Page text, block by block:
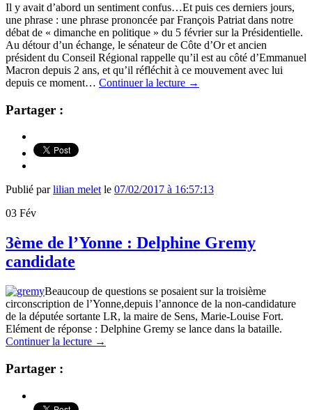
Il y avait d’abord un sentiment confus…Et puis ces derniers jours,
une phrase : une phrase prononcée par François Patriat dans notre
débat de « dimanche en politique » du 5 février sur la Présidentielle.
Au détour d’un échange, le sénateur de Côte d’Or et ancien
président du Conseil Régional rappelle qu’il est au côté d’Emmanuel
Macron depuis 2 ans, et qu’il réfléchit à ce mouvement avec lui
depuis ce moment… Continuer la lecture →
Partager :
Publié parlilian melet le 07/02/2017 à 16:57:13
03 Fév
3ème de l’Yonne : Delphine Gremy
candidate
Beaucoup de questions se posaient sur la troisième
circonscription de l’Yonne,depuis l’annonce de la non-candidature
de la députée sortante LR, la maire de Sens, Marie-Louise Fort.
Elément de réponse : Delphine Gremy se lance dans la bataille.
Continuer la lecture →
Partager :